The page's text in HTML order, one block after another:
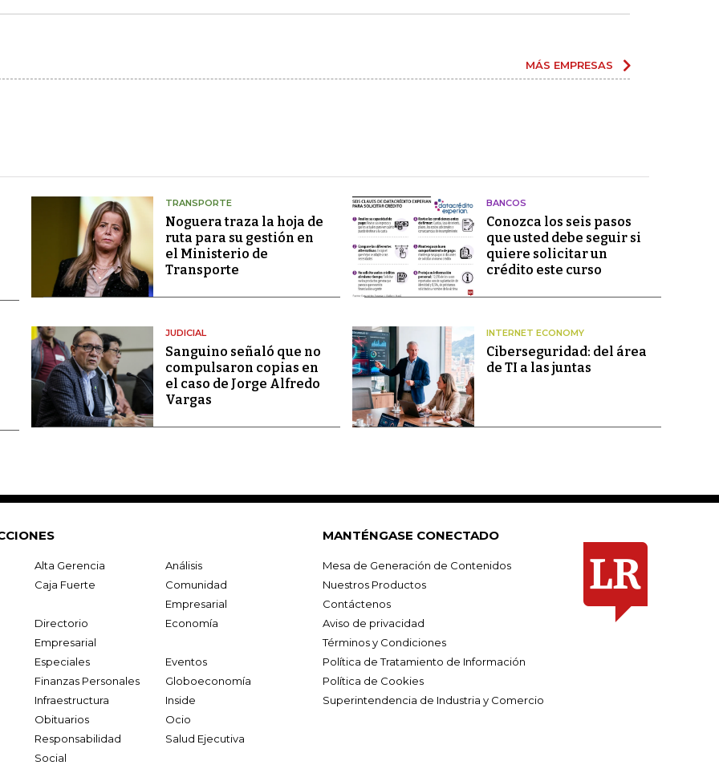
MÁS EMPRESAS
TRANSPORTE
Noguera traza la hoja de
ruta para su gestión en
el Ministerio de
Transporte
BANCOS
Conozca los seis pasos
que usted debe seguir si
quiere solicitar un
crédito este curso
JUDICIAL
Sanguino señaló que no
compulsaron copias en
el caso de Jorge Alfredo
Vargas
INTERNET ECONOMY
Ciberseguridad: del área
de TI a las juntas
Alta Gerencia
Análisis
Caja Fuerte
Comunidad
Empresarial
Directorio
Empresarial
Economía
Especiales
Eventos
Finanzas Personales
Globoeconomía
Infraestructura
Inside
Obituarios
Ocio
Responsabilidad
Social
Salud Ejecutiva
MANTÉNGASE CONECTADO
Mesa de Generación de Contenidos
Nuestros Productos
Contáctenos
Aviso de privacidad
Términos y Condiciones
Política de Tratamiento de Información
Política de Cookies
Superintendencia de Industria y Comercio